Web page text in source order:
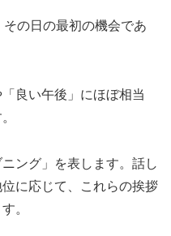
の日の最初の機会であ
良い午後」にほぼ相当
ング」を表します。話し
に応じて、これらの挨拶
。